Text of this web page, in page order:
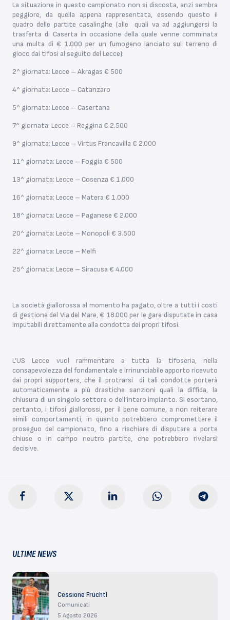
La situazione in questo campionato non si discosta, anzi sembra
peggiore, da quella appena rappresentata, essendo questo il
quadro delle partite casalinghe (alle quali va ad aggiungersi la
trasferta di Caserta in occasione della quale venne comminata
una multa di € 1.000 per un fumogeno lanciato sul terreno di
gioco dai tifosi al seguito del Lecce):
2^ giornata: Lecce – Akragas € 500
4^ giornata: Lecce – Catanzaro
5^ giornata: Lecce – Casertana
7^ giornata: Lecce – Reggina € 2.500
9^ giornata: Lecce – Virtus Francavilla € 2.000
11^ giornata: Lecce – Foggia € 500
13^ giornata: Lecce – Cosenza € 1.000
16^ giornata: Lecce – Matera € 1.000
18^ giornata: Lecce – Paganese € 2.000
20^ giornata: Lecce – Monopoli € 3.500
22^ giornata: Lecce – Melfi
25^ giornata: Lecce – Siracusa € 4.000
La società giallorossa al momento ha pagato, oltre a tutti i costi
di gestione del Via del Mare, € 18.000 per le gare disputate in casa
imputabili direttamente alla condotta dei propri tifosi.
L’US Lecce vuol rammentare a tutta la tifoseria, nella
consapevolezza del fondamentale e irrinunciabile apporto ricevuto
dai propri supporters, che il protrarsi di tali condotte porterà
automaticamente a più drastiche sanzioni quali la diffida, la
chiusura di un singolo settore o dell’intero impianto. Si esortano,
pertanto, i tifosi giallorossi, per il bene comune, a non reiterare
simili comportamenti, in quanto potrebbero compromettere il
proseguo del campionato, fino a rischiare di disputare a porte
chiuse o in campo neutro partite, che potrebbero rivelarsi
decisive.
ULTIME NEWS
Cessione Früchtl
Comunicati
5 Agosto 2026